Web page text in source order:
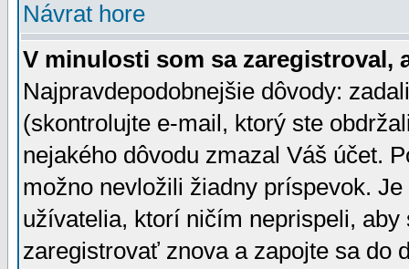
Návrat hore
V minulosti som sa zaregistroval,
Najpravdepodobnejšie dôvody:
(skontrolujte e-mail, ktorý ste
nejakého dôvodu zmazal Váš účet.
možno nevložili žiadny príspevok.
užívatelia, ktorí ničím neprispeli,
zaregistrovať znova a zapojte sa do